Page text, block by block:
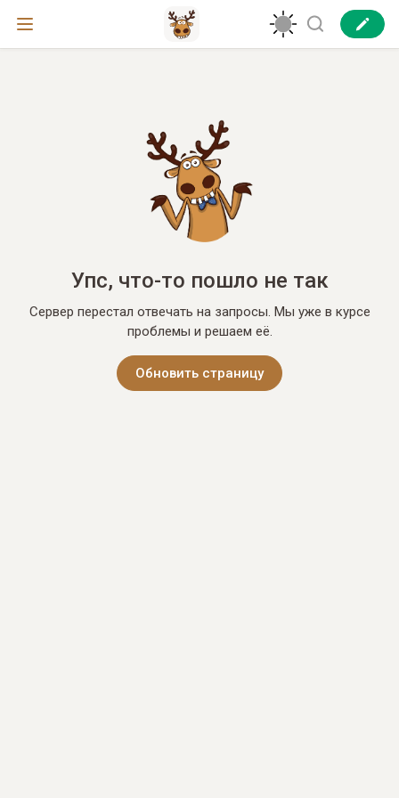
Упс, что-то пошло не так
Сервер перестал отвечать на запросы. Мы уже в курсе
проблемы и решаем её.
Обновить страницу